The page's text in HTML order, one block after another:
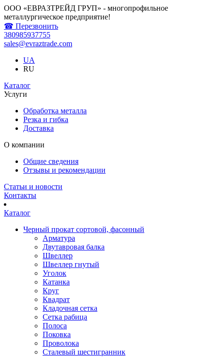
ООО «ЕВРАЗТРЕЙД ГРУП» - многопрофильное
металлургическое предприятие!
☎ Перезвонить
380985937755
sales@evraztrade.com
UA
RU
Каталог
Услуги
Обработка металла
Резка и гибка
Доставка
О компании
Общие сведения
Отзывы и рекомендации
Статьи и новости
Контакты
Каталог
Черный прокат сортовой, фасонный
Арматура
Двутавровая балка
Швеллер
Швеллер гнутый
Уголок
Катанка
Круг
Квадрат
Кладочная сетка
Сетка рабица
Полоса
Поковка
Проволока
Сталевый шестигранник